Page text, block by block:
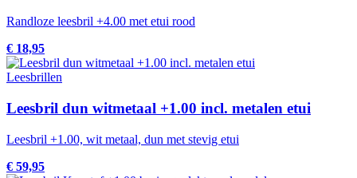
Randloze leesbril +4.00 met etui rood
€ 18,95
Leesbrillen
Leesbril dun witmetaal +1.00 incl. metalen etui
Leesbril +1.00, wit metaal, dun met stevig etui
€ 59,95